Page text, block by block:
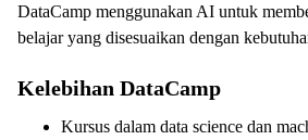
DataCamp menggunakan AI untuk
belajar yang disesuaikan dengan
Kelebihan DataCamp
Kursus dalam data science dan